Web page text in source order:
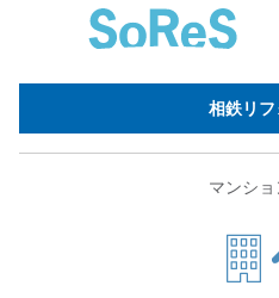
相鉄リ
マンシ